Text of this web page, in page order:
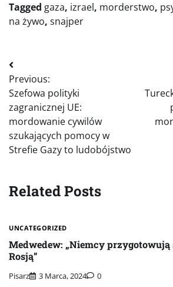
Tagged gaza, izrael, morderstwo,
na żywo, snajper
Nawigacja
wpisu
Previous:
Szefowa polityki
zagranicznej UE:
mordowanie cywilów
szukających pomocy w
Strefie Gazy to ludobójstwo
Related Posts
UNCATEGORIZED
Medwedew: „Niemcy przygotowują
Rosją”
Pisarz 3 Marca, 2024 0